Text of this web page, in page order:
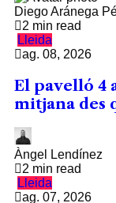
Diego Aránega
2 min read
Lleida
ag. 08, 2026
El pavelló 4
mitjana des
Àngel Lendínez
2 min read
Lleida
ag. 07, 2026